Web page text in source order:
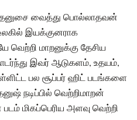
வைத்து பொல்லாதவன்
இயக்குனராக
வெற்றி மாறனுக்கு தேசிய
இவர் ஆடுகளம், உதயம்,
பல சூப்பர் ஹிட் படங்களை
நடிப்பில் வெற்றிமாறன்
மிகப்பெரிய அளவு வெற்றி